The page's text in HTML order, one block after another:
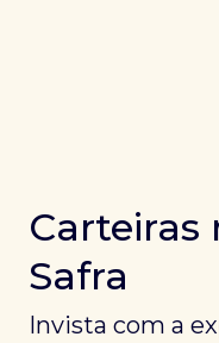
Carteiras
Safra
Invista com a